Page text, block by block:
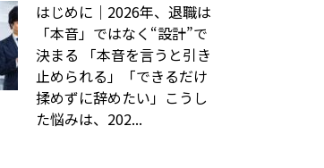
はじめに｜2026年、退職は
「本音」ではなく“設計”で
決まる 「本音を言うと引き
止められる」「できるだけ
揉めずに辞めたい」こうし
た悩みは、202...